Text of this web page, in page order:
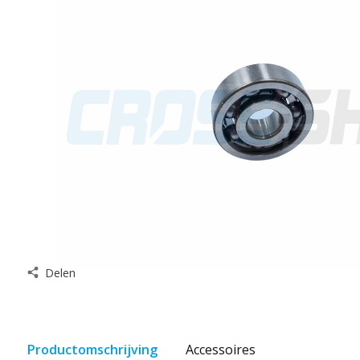
Delen
Productomschrijving Accessoires